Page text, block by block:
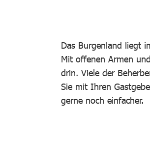
Das Burgenland liegt
Mit offenen Armen
drin. Viele der
Sie mit Ihren
gerne noch einfacher.